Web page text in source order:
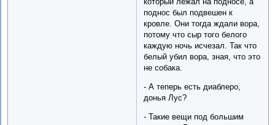
поднос был подвешен к
кровле. Они тогда ждали вора,
потому что сыр того белого
каждую ночь исчезал. Так что
белый убил вора, зная, что это
не собака.
- А теперь есть диаблеро,
донья Лус?
- Такие вещи под большим